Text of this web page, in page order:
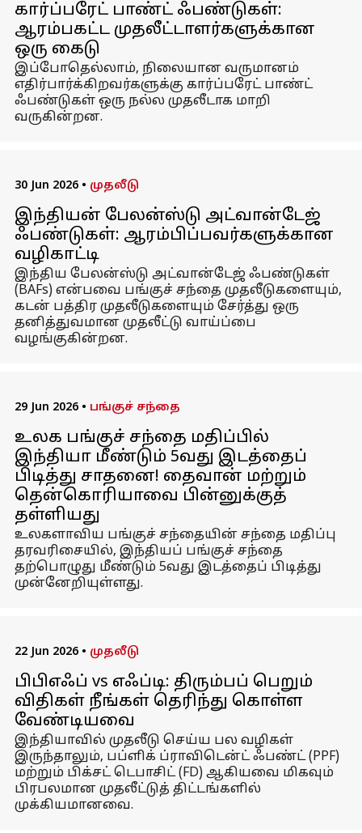
கார்ப்பரேட் பாண்ட் ஃபண்டுகள்:
ஆரம்பகட்ட முதலீட்டாளர்களுக்கான
ஒரு கைடு
இப்போதெல்லாம், நிலையான வருமானம்
எதிர்பார்க்கிறவர்களுக்கு கார்ப்பரேட் பாண்ட்
ஃபண்டுகள் ஒரு நல்ல முதலீடாக மாறி
வருகின்றன.
30 Jun 2026 • முதலீடு
இந்தியன் பேலன்ஸ்டு அட்வான்டேஜ்
ஃபண்டுகள்: ஆரம்பிப்பவர்களுக்கான
வழிகாட்டி
இந்திய பேலன்ஸ்டு அட்வான்டேஜ் ஃபண்டுகள்
(BAFs) என்பவை பங்குச் சந்தை முதலீடுகளையும்,
கடன் பத்திர முதலீடுகளையும் சேர்த்து ஒரு
தனித்துவமான முதலீட்டு வாய்ப்பை
வழங்குகின்றன.
29 Jun 2026 • பங்குச் சந்தை
உலக பங்குச் சந்தை மதிப்பில்
இந்தியா மீண்டும் 5வது இடத்தைப்
பிடித்து சாதனை! தைவான் மற்றும்
தென்கொரியாவை பின்னுக்குத்
தள்ளியது
உலகளாவிய பங்குச் சந்தையின் சந்தை மதிப்பு
தரவரிசையில், இந்தியப் பங்குச் சந்தை
தற்பொழுது மீண்டும் 5வது இடத்தைப் பிடித்து
முன்னேறியுள்ளது.
22 Jun 2026 • முதலீடு
பிபிஎஃப் vs எஃப்டி: திரும்பப் பெறும்
விதிகள் நீங்கள் தெரிந்து கொள்ள
வேண்டியவை
இந்தியாவில் முதலீடு செய்ய பல வழிகள்
இருந்தாலும், பப்ளிக் ப்ராவிடென்ட் ஃபண்ட் (PPF)
மற்றும் பிக்சட் டெபாசிட் (FD) ஆகியவை மிகவும்
பிரபலமான முதலீட்டுத் திட்டங்களில்
முக்கியமானவை.